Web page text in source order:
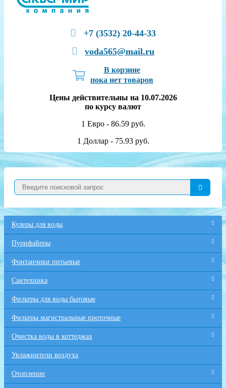
+7 (3532) 20-44-33
voda565@mail.ru
В корзине
пока нет товаров
Цены действительны на 10.07.2026
по курсу валют
1 Евро - 86.59 руб.
1 Доллар - 75.93 руб.
Кулеры для воды
Пурифайеры
Фонтанчики питьевые
Сантехника
Фильтры для воды бытовые
Фильтры магистральные проточные
Очистка воды в коттеджах
Увлажнители воздуха
Отопление